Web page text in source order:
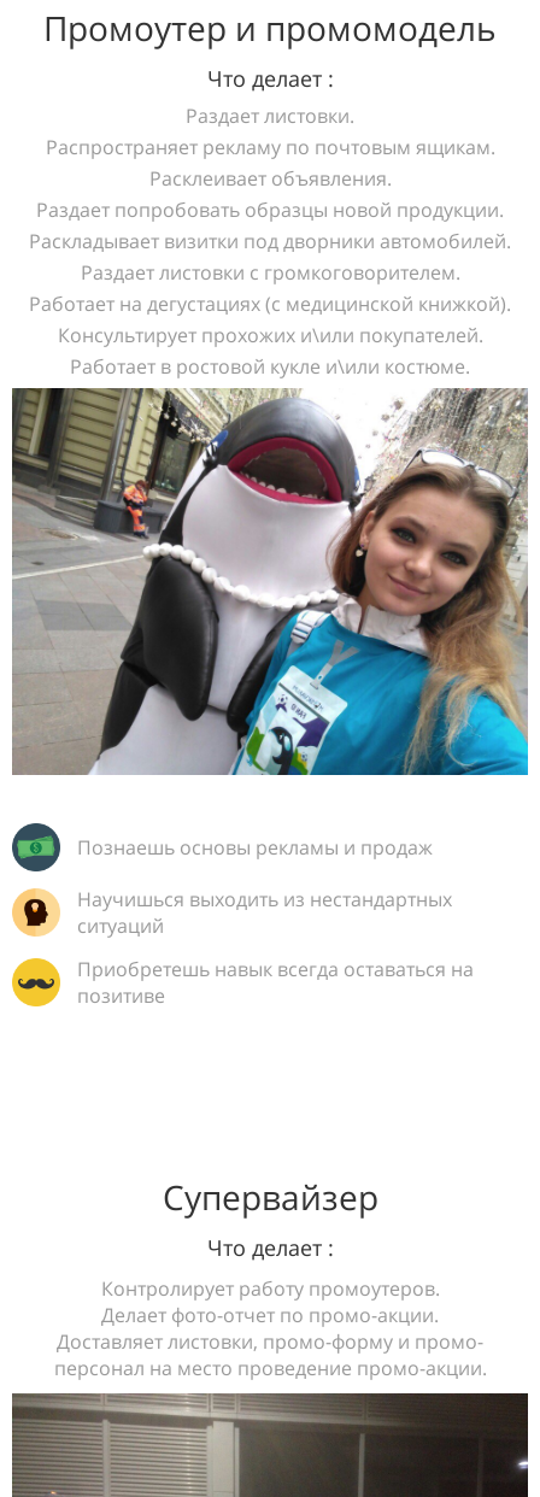
Промоутер и промомодель
Что делает :
Раздает листовки.
Распространяет рекламу по почтовым ящикам.
Расклеивает объявления.
Раздает попробовать образцы новой продукции.
Раскладывает визитки под дворники автомобилей.
Раздает листовки с громкоговорителем.
Работает на дегустациях (с медицинской книжкой).
Консультирует прохожих и\или покупателей.
Работает в ростовой кукле и\или костюме.
Познаешь основы рекламы и продаж
Научишься выходить из нестандартных
ситуаций
Приобретешь навык всегда оставаться на
позитиве
Супервайзер
Что делает :
Контролирует работу промоутеров.
Делает фото-отчет по промо-акции.
Доставляет листовки, промо-форму и промо-
персонал на место проведение промо-акции.